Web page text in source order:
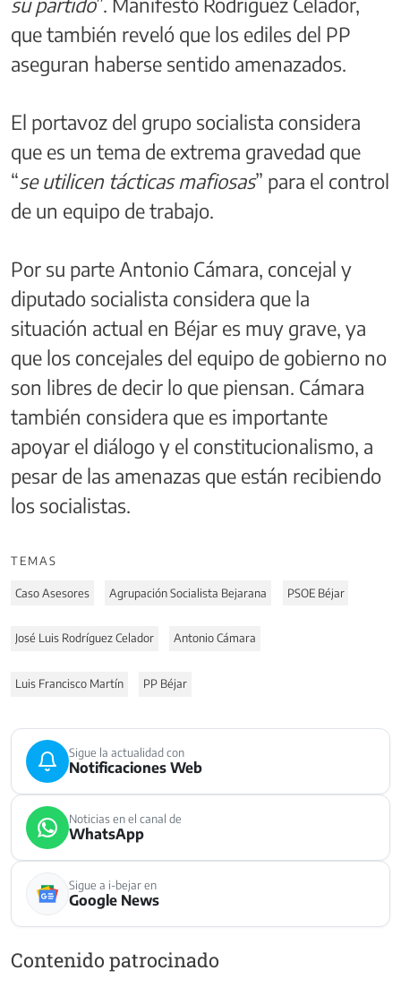
que también reveló que los ediles del PP
aseguran haberse sentido amenazados.
El portavoz del grupo socialista considera
que es un tema de extrema gravedad que
“se utilicen tácticas mafiosas” para el control
de un equipo de trabajo.
Por su parte Antonio Cámara, concejal y
diputado socialista considera que la
situación actual en Béjar es muy grave, ya
que los concejales del equipo de gobierno no
son libres de decir lo que piensan. Cámara
también considera que es importante
apoyar el diálogo y el constitucionalismo, a
pesar de las amenazas que están recibiendo
los socialistas.
TEMAS
Caso Asesores Agrupación Socialista Bejarana PSOE Béjar
José Luis Rodríguez Celador Antonio Cámara
Luis Francisco Martín PP Béjar
Sigue la actualidad con
Notificaciones Web
Noticias en el canal de
WhatsApp
Sigue a i-bejar en
Google News
Contenido patrocinado